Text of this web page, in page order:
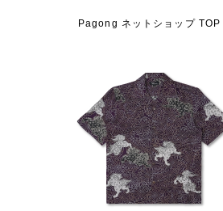
Pagong ネットショップ TOP